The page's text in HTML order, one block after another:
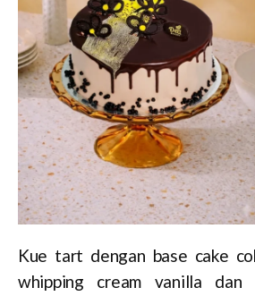
Kue tart dengan base cake
whipping cream vanilla dan